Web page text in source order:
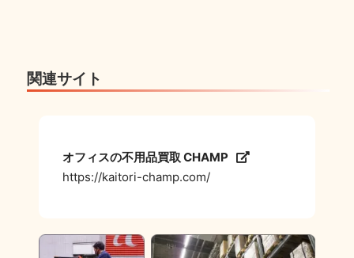
関連サイト
オフィスの不用品買取 CHAMP
https://kaitori-champ.com/